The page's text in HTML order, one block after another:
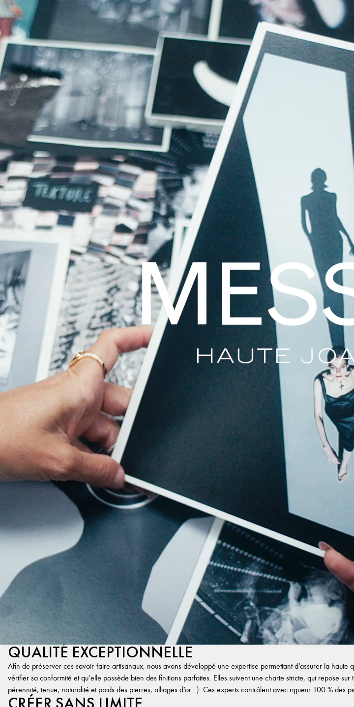
QUALITÉ EXCEPTIONNELLE
Afin de préserver ces savoir-faire artisanaux, nous avons développé une expertise permettant d’assurer la
vérifier sa conformité et qu’elle possède bien des finitions parfaites. Elles suivent une charte stricte, qui repose
pérennité, tenue, naturalité et poids des pierres, alliages d’or…). Ces experts contrôlent avec rigueur 100 % des